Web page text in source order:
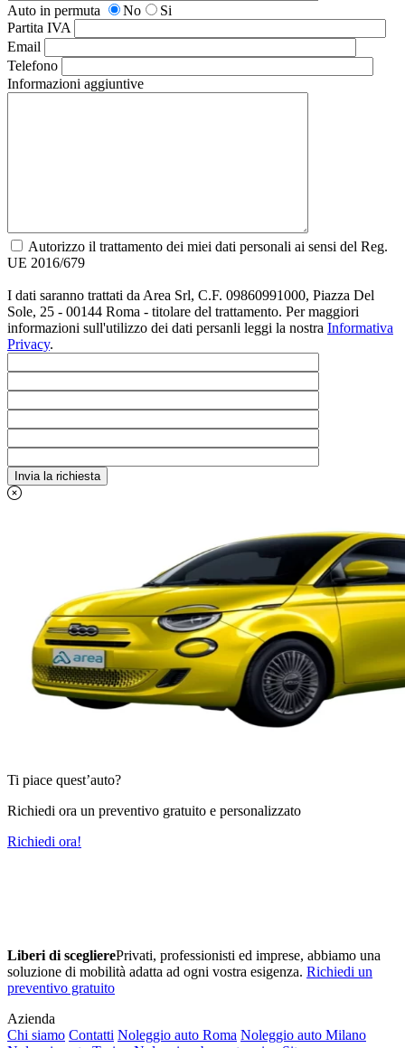
Auto in permuta No
Si
Partita IVA
Email
Telefono
Informazioni aggiuntive
Autorizzo il trattamento dei miei dati personali ai sensi del Reg.
UE 2016/679
I dati saranno trattati da Area Srl, C.F. 09860991000, Piazza Del
Sole, 25 - 00144 Roma - titolare del trattamento. Per maggiori
informazioni sull'utilizzo dei dati persanli leggi la nostra Informativa
Privacy.
Ti piace quest’auto?
Richiedi ora un preventivo gratuito e personalizzato
Richiedi ora!
Liberi di sceglierePrivati, professionisti ed imprese, abbiamo una
soluzione di mobilità adatta ad ogni vostra esigenza. Richiedi un
preventivo gratuito
Azienda
Chi siamo Contatti Noleggio auto Roma Noleggio auto Milano